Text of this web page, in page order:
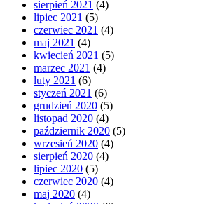
sierpień 2021 (4)
lipiec 2021 (5)
czerwiec 2021 (4)
maj 2021 (4)
kwiecień 2021 (5)
marzec 2021 (4)
luty 2021 (6)
styczeń 2021 (6)
grudzień 2020 (5)
listopad 2020 (4)
październik 2020 (5)
wrzesień 2020 (4)
sierpień 2020 (4)
lipiec 2020 (5)
czerwiec 2020 (4)
maj 2020 (4)